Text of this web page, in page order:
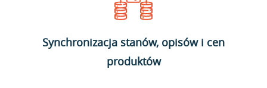
Synchronizacja stanów, opisów i cen
produktów